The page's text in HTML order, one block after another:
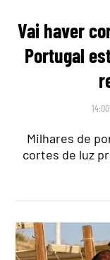
Vai haver
Portugal
Milhares de
cortes de luz